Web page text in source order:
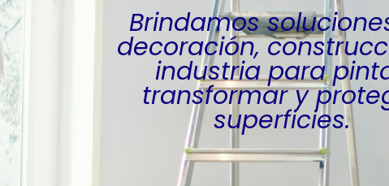
Brindamos
decoración,
industria para
transformar y
superficies.